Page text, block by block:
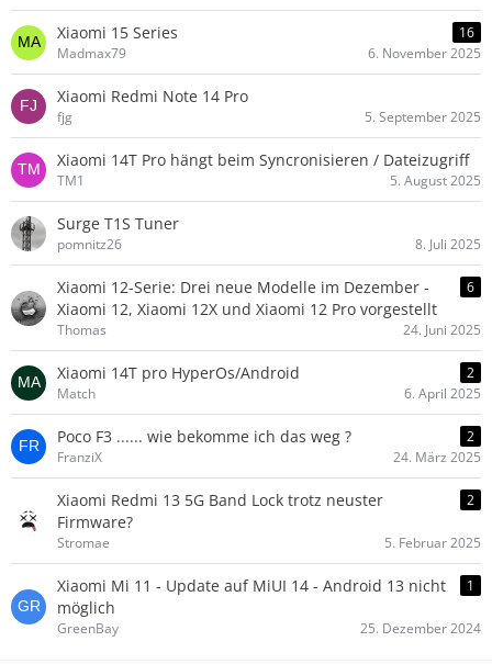
Xiaomi 15 Series
16
Madmax79
6. November 2025
Xiaomi Redmi Note 14 Pro
fjg 5. September 2025
Xiaomi 14T Pro hängt beim Syncronisieren / Dateizugriff
TM1 5. August 2025
Surge T1S Tuner
pomnitz26 8. Juli 2025
Xiaomi 12-Serie: Drei neue Modelle im Dezember -
Xiaomi 12, Xiaomi 12X und Xiaomi 12 Pro vorgestellt
6
Thomas 24. Juni 2025
Xiaomi 14T pro HyperOs/Android
2
Match
6. April 2025
Poco F3 ...... wie bekomme ich das weg ?
2
FranziX
24. März 2025
Xiaomi Redmi 13 5G Band Lock trotz neuster
Firmware?
2
Stromae 5. Februar 2025
Xiaomi Mi 11 - Update auf MiUI 14 - Android 13 nicht
möglich
1
GreenBay 25. Dezember 2024